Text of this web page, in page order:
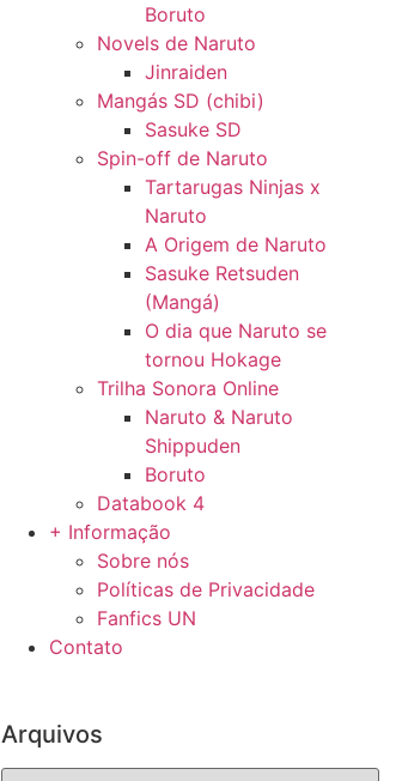
Boruto
Novels de Naruto
Jinraiden
Mangás SD (chibi)
Sasuke SD
Spin-off de Naruto
Tartarugas Ninjas x
Naruto
A Origem de Naruto
Sasuke Retsuden
(Mangá)
O dia que Naruto se
tornou Hokage
Trilha Sonora Online
Naruto & Naruto
Shippuden
Boruto
Databook 4
+ Informação
Sobre nós
Políticas de Privacidade
Fanfics UN
Contato
Arquivos